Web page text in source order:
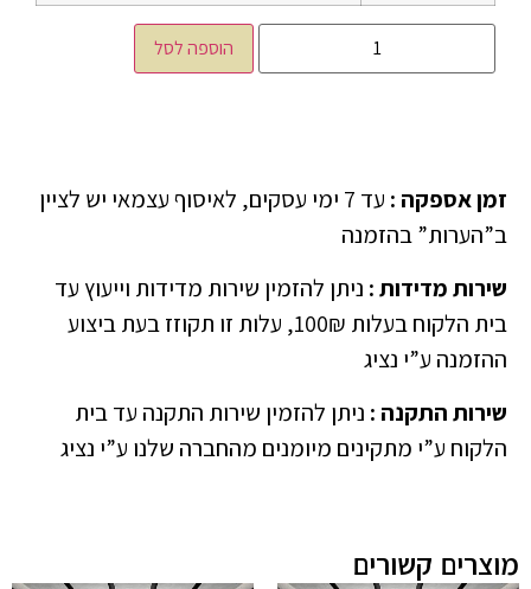
הוספה לסל
זמן אספקה :
עד 7 ימי עסקים, לאיסוף עצמאי יש לציין
ב”הערות” בהזמנה
שירות מדידות: ניתן להזמין שירות מדידות וייעוץ עד
בית הלקוח בעלות 100₪, עלות זו תקוזז בעת ביצוע
ההזמנה ע”י נציג
שירות התקנה : ניתן להזמין שירות התקנה עד בית
הלקוח ע”י מתקינים מיומנים מהחברה שלנו ע”י נציג
מוצרים קשורים